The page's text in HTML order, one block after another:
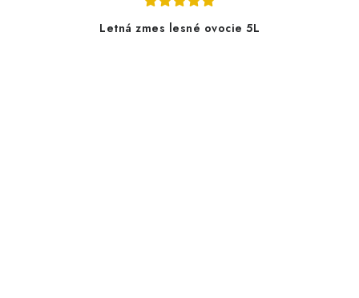
Letná zmes lesné ovocie 5L